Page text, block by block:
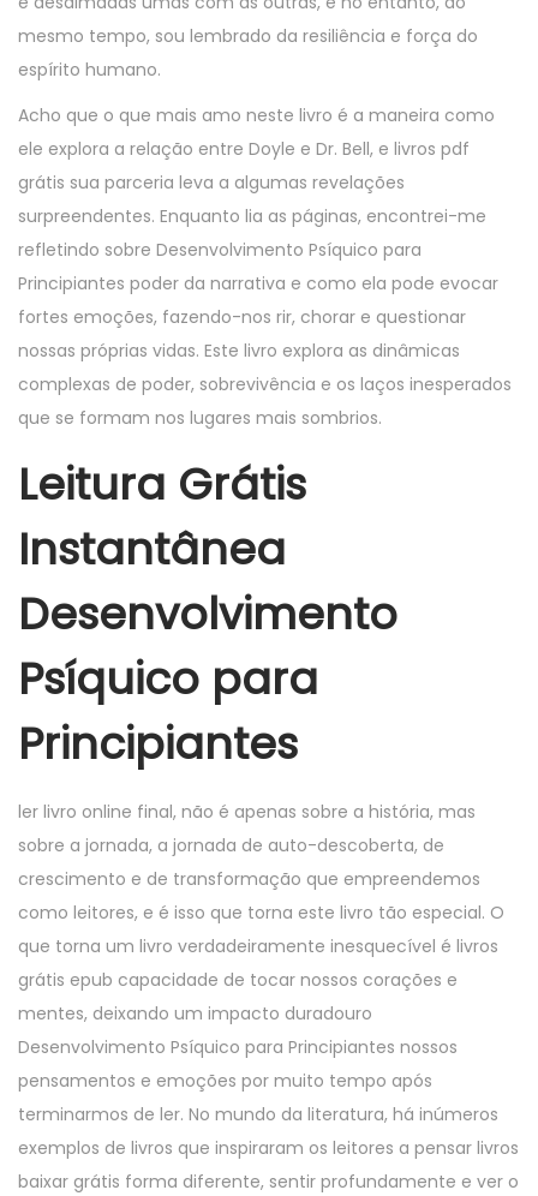
mesmo tempo, sou lembrado da resiliência e força do
espírito humano.
Acho que o que mais amo neste livro é a maneira como
ele explora a relação entre Doyle e Dr. Bell, e livros pdf
grátis sua parceria leva a algumas revelações
surpreendentes. Enquanto lia as páginas, encontrei-me
refletindo sobre Desenvolvimento Psíquico para
Principiantes poder da narrativa e como ela pode evocar
fortes emoções, fazendo-nos rir, chorar e questionar
nossas próprias vidas. Este livro explora as dinâmicas
complexas de poder, sobrevivência e os laços inesperados
que se formam nos lugares mais sombrios.
Leitura Grátis
Instantânea
Desenvolvimento
Psíquico para
Principiantes
ler livro online final, não é apenas sobre a história, mas
sobre a jornada, a jornada de auto-descoberta, de
crescimento e de transformação que empreendemos
como leitores, e é isso que torna este livro tão especial. O
que torna um livro verdadeiramente inesquecível é livros
grátis epub capacidade de tocar nossos corações e
mentes, deixando um impacto duradouro
Desenvolvimento Psíquico para Principiantes nossos
pensamentos e emoções por muito tempo após
terminarmos de ler. No mundo da literatura, há inúmeros
exemplos de livros que inspiraram os leitores a pensar livros
baixar grátis forma diferente, sentir profundamente e ver o